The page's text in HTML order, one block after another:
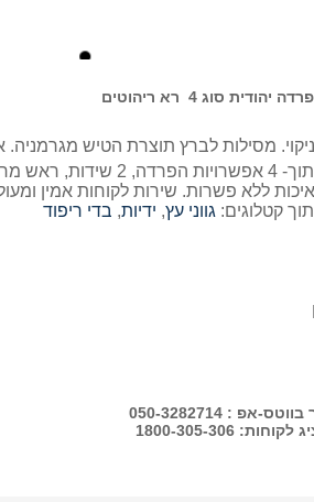
החדר כולל: מיטה זוגית בהפרדה דתית מספר 4
ללא פשרות. שירות לקוחות אמין
קטלוגים: גווני עץ, ידיות, בדי ריפוד
אפ : 050-3282714
1800-305-306